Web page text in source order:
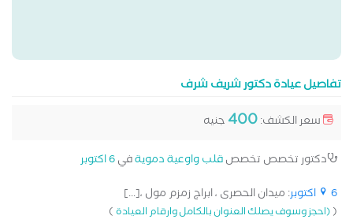
تفاصيل عيادة دكتور شريف شرف
سعر الكشف:400 جنيه
دكتور تخصص تخصصقلب واوعية دمويةفي6 اكتوبر
6 اكتوبر
: ميدان الحصرى ، ابراج زمزم مول ،[...]
((احجز وسوف يصلك العنوان بالكامل وارقام العيادة)